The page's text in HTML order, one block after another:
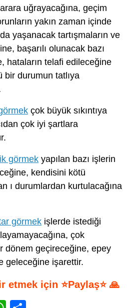
uğrayacağına, geçim
yakın zaman içinde
yaşanacak tartışmaların ve
başarılı olunacak bazı
hataların telafi edileceğine
bir durumun tatlıya
çok büyük sıkıntıya
çok iyi şartlara
görmek yapılan bazı işlerin
kendisini kötü
ı durumlardan kurtulacağına
görmek işlerde istediği
çok
dönem geçireceğine, epey
geleceğine işarettir.
etmek için ⭐Paylaş⭐ 🙏